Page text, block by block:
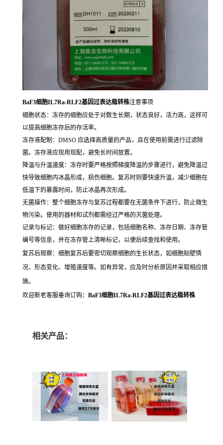
BaF3细胞IL7Ra-RLF2基因过表达稳转株注意事项
细胞状态：冻存的细胞应处于对数生长期，状态良好，活力高，这样可
以提高细胞冻存后的存活率。
冻存液配制：DMSO 应选择高质量的产品，且在使用前需进行过滤除
菌。冻存液应现用现配，避免长时间放置。
降温与升温速度：冻存时要严格按照梯度降温的步骤进行，避免降温过
快导致细胞内冰晶形成，损伤细胞。复苏时则要快速升温，减少细胞在
低温下的暴露时间，防止冰晶再次形成。
无菌操作：整个细胞冻存与复苏过程都要在无菌条件下进行，防止微生
物污染。使用的器材和试剂都需经过严格的灭菌处理。
记录与标记：做好细胞冻存的记录，包括细胞名称、冻存日期、冻存管
编号等信息，并在冻存管上清晰标记，以便后续查找和使用。
复苏后观察：细胞复苏后要密切观察细胞的生长状态，如细胞贴壁情
况、形态变化、增殖速度等。如有异常，应及时分析原因并采取相应措
施。
欢迎新老客服垂询订购： BaF3细胞IL7Ra-RLF2基因过表达稳转株
相关产品：